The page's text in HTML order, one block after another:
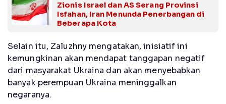
Zionis Israel dan AS Serang Provinsi
Isfahan, Iran Menunda Penerbangan di
Beberapa Kota
Selain itu, Zaluzhny mengatakan, inisiatif ini
kemungkinan akan mendapat tanggapan negatif
dari masyarakat Ukraina dan akan menyebabkan
banyak perempuan Ukraina meninggalkan
negaranya.